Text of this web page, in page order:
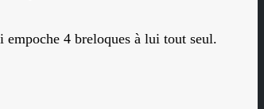
4 breloques à lui tout seul.